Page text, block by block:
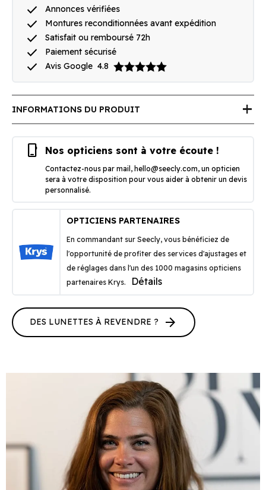
done Annonces vérifiées
done Montures reconditionnées avant expédition
done Satisfait ou remboursé 72h
done Paiement sécurisé
done Avis Google 4.8
INFORMATIONS DU PRODUIT add
phone_iphone Nos opticiens sont à votre écoute !
Contactez-nous par mail, hello@seecly.com, un opticien
sera à votre disposition pour vous aider à obtenir un devis
personnalisé.
OPTICIENS PARTENAIRES
En commandant sur Seecly, vous bénéficiez de
l'opportunité de profiter des services d'ajustages et
de réglages dans l'un des 1000 magasins opticiens
partenaires Krys.
Détails
DES LUNETTES À REVENDRE ? arrow_forward